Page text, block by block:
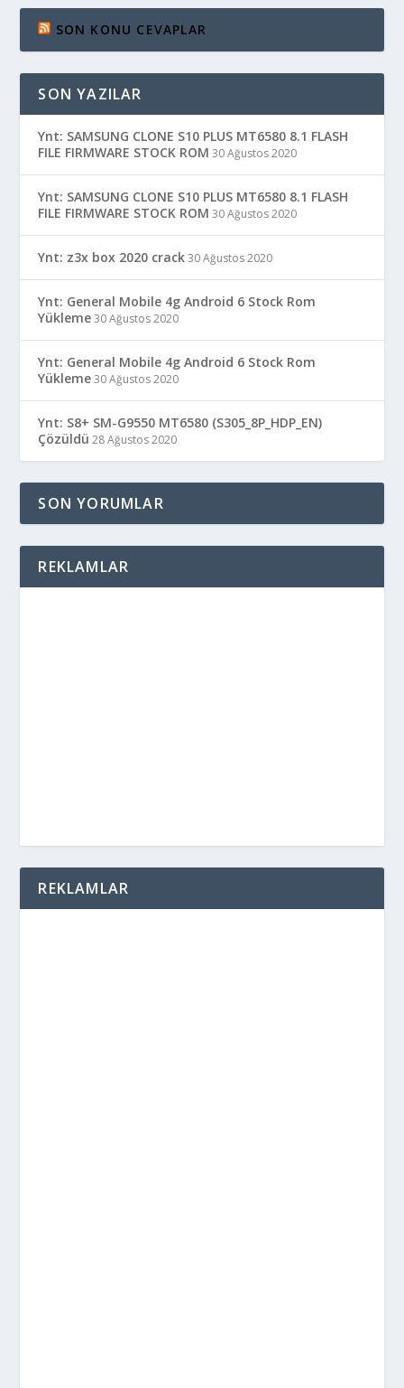
SON KONU CEVAPLAR
SON YAZILAR
Ynt: SAMSUNG CLONE S10 PLUS MT6580 8.1 FLASH
FILE FIRMWARE STOCK ROM 30 Ağustos 2020
Ynt: SAMSUNG CLONE S10 PLUS MT6580 8.1 FLASH
FILE FIRMWARE STOCK ROM 30 Ağustos 2020
Ynt: z3x box 2020 crack 30 Ağustos 2020
Ynt: General Mobile 4g Android 6 Stock Rom
Yükleme 30 Ağustos 2020
Ynt: General Mobile 4g Android 6 Stock Rom
Yükleme 30 Ağustos 2020
Ynt: S8+ SM-G9550 MT6580 (S305_8P_HDP_EN)
Çözüldü 28 Ağustos 2020
SON YORUMLAR
REKLAMLAR
REKLAMLAR